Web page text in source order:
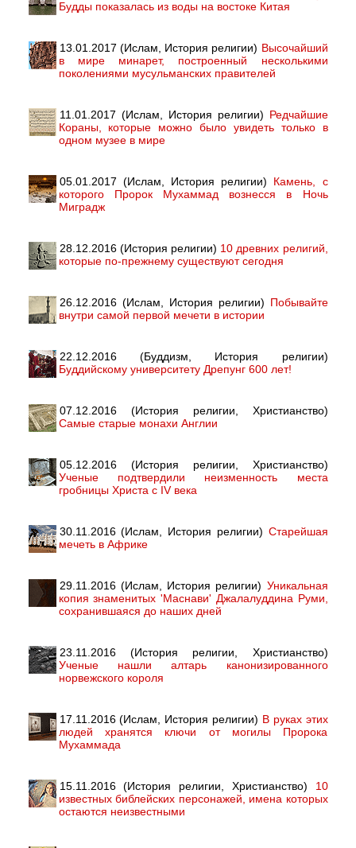
Будды показалась из воды на востоке Китая
13.01.2017 (Ислам, История религии) Высочайший
в мире минарет, построенный несколькими
поколениями мусульманских правителей
11.01.2017 (Ислам, История религии) Редчайшие
Кораны, которые можно было увидеть только в
одном музее в мире
05.01.2017 (Ислам, История религии) Камень, с
которого Пророк Мухаммад вознесся в Ночь
Миградж
28.12.2016 (История религии) 10 древних религий,
которые по-прежнему существуют сегодня
26.12.2016 (Ислам, История религии) Побывайте
внутри самой первой мечети в истории
22.12.2016 (Буддизм, История религии)
Буддийскому университету Дрепунг 600 лет!
07.12.2016 (История религии, Христианство)
Самые старые монахи Англии
05.12.2016 (История религии, Христианство)
Ученые подтвердили неизменность места
гробницы Христа с IV века
30.11.2016 (Ислам, История религии) Старейшая
мечеть в Африке
29.11.2016 (Ислам, История религии) Уникальная
копия знаменитых 'Маснави' Джалалуддина Руми,
сохранившаяся до наших дней
23.11.2016 (История религии, Христианство)
Ученые нашли алтарь канонизированного
норвежского короля
17.11.2016 (Ислам, История религии) В руках этих
людей хранятся ключи от могилы Пророка
Мухаммада
15.11.2016 (История религии, Христианство) 10
известных библейских персонажей, имена которых
остаются неизвестными